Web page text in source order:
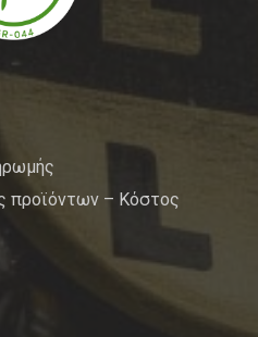
προϊόντων – Κόστος